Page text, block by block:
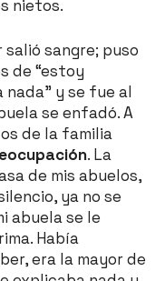
nietos.
sangre; puso
de “estoy
y se fue al
se enfadó. A
de la familia
. La
de mis abuelos,
ya no se
abuela se le
Había
era la mayor de